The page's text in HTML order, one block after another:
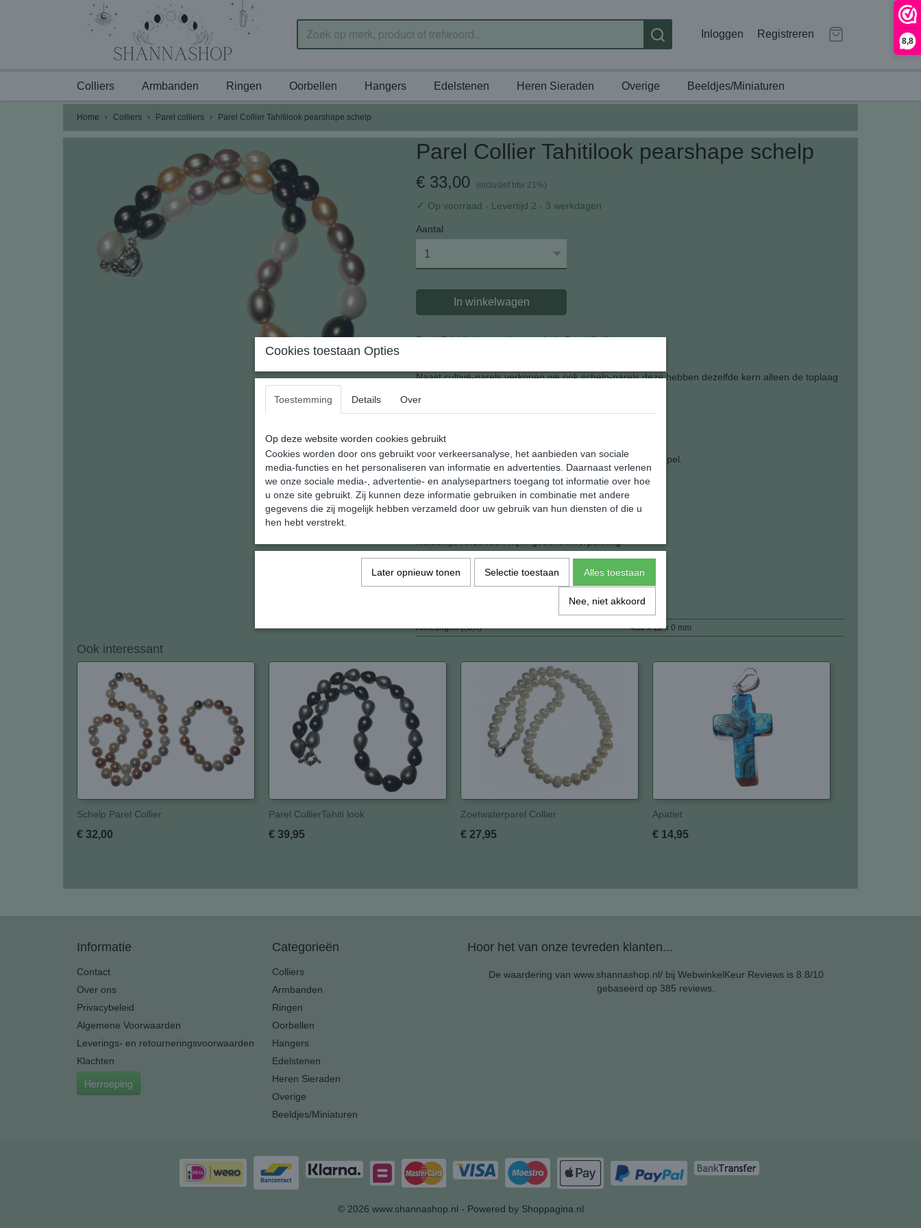
8,8
Inloggen Registreren
Colliers Armbanden Ringen Oorbellen Hangers Edelstenen Heren Sieraden Overige Beeldjes/Miniaturen
Home › Colliers › Parel colliers › Parel Collier Tahitilook pearshape schelp
Parel Collier Tahitilook pearshape schelp
€ 33,00 (inclusief btw 21%)
✓ Op voorraad - Levertijd 2 - 3 werkdagen
Aantal
In winkelwagen
Parel Tahitilook pearshape schelp Parel Collier
Naast cultivé-parels verkopen we ook schelp-parels deze hebben dezelfde kern alleen de toplaag
Het is voorzien van een stevige sluitng en draagt heel soepel.
Kleur: Mix Color
Gewicht: 85 gram
Specificaties
Afmetingen (l,b,h)
430 x 12 x 0 mm
Ook interessant
Schelp Parel Collier
€ 32,00
Parel CollierTahiti look
€ 39,95
Zoetwaterparel Collier
€ 27,95
Apatiet
€ 14,95
Informatie
Contact
Over ons
Privacybeleid
Algemene Voorwaarden
Leverings- en retourneringsvoorwaarden
Klachten
Herroeping
Categorieën
Colliers
Armbanden
Ringen
Oorbellen
Hangers
Edelstenen
Heren Sieraden
Overige
Beeldjes/Miniaturen
Hoor het van onze tevreden klanten...
De waardering van www.shannashop.nl/ bij WebwinkelKeur Reviewsis 8.8/10
gebaseerd op 385 reviews.
© 2026 www.shannashop.nl - Powered by Shoppagina.nl
Cookies toestaan Opties
Toestemming Details Over
Op deze website worden cookies gebruikt
Cookies worden door ons gebruikt voor verkeersanalyse, het aanbieden van sociale
media-functies en het personaliseren van informatie en advertenties. Daarnaast verlenen
we onze sociale media-, advertentie- en analysepartners toegang tot informatie over hoe
u onze site gebruikt. Zij kunnen deze informatie gebruiken in combinatie met andere
gegevens die zij mogelijk hebben verzameld door uw gebruik van hun diensten of die u
hen hebt verstrekt.
Later opnieuw tonen Selectie toestaan Alles toestaan
Nee, niet akkoord